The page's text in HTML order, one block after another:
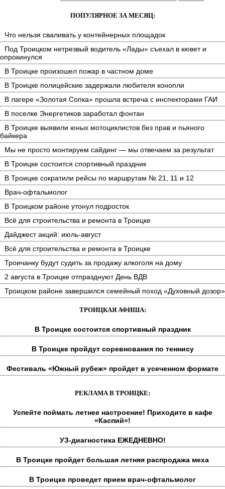
ПОПУЛЯРНОЕ ЗА МЕСЯЦ:
Что нельзя сваливать у контейнерных площадок
Под Троицком нетрезвый водитель «Лады» съехал в кювет и
опрокинулся
В Троицке произошел пожар в частном доме
В Троицке полицейские задержали любителя конопли
В лагере «Золотая Сопка» прошла встреча с инспекторами ГАИ
В поселке Энергетиков заработал фонтан
В Троицке выявили юных мотоциклистов без прав и пьяного
байкера
Мы не просто монтируем сайдинг — мы отвечаем за результат
В Троицке состоится спортивный праздник
В Троицке сократили рейсы по маршрутам № 21, 11 и 12
Врач-офтальмолог
В Троицком районе утонул подросток
Всё для строительства и ремонта в Троицке
Дайджест акций: июль-август
Всё для строительства и ремонта в Троицке
Троичанку будут судить за продажу алкоголя на дому
2 августа в Троицке отпразднуют День ВДВ
Троицком районе завершился семейный поход «Духовный дозор»
ТРОИЦКАЯ АФИША:
В Троицке состоится спортивный праздник
В Троицке пройдут соревнования по теннису
Фестиваль «Южный рубеж» пройдет в усеченном формате
РЕКЛАМА В ТРОИЦКЕ:
Успейте поймать летнее настроение! Приходите в кафе
«Каспий»!
УЗ-диагностика ЕЖЕДНЕВНО!
В Троицке пройдет большая летняя распродажа меха
В Троицке проведет прием врач-офтальмолог